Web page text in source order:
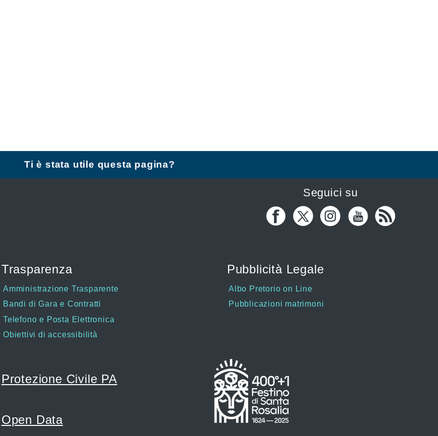
Ti è stata utile questa pagina?
Trasparenza
Amministrazione Trasparente
Bandi di Gara e Contratti
Telefono e Posta Elettronica
Obiettivi di accessibilità
Protezione Civile PA
Open Data
Pubblicità Legale
Albo Pretorio on Line
Pubblicazioni matrimoni
Seguici su